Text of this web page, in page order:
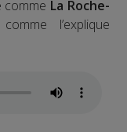
comme La Roche-
l’explique